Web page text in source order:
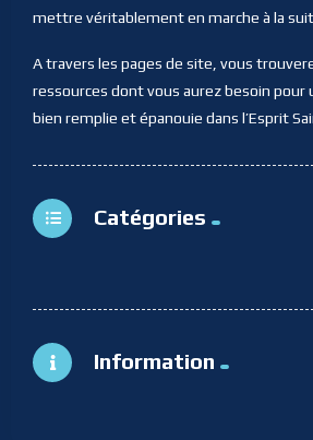
mettre véritablement en marche à la
A travers les pages de site, vous
ressources dont vous aurez besoin pour
bien remplie et épanouie dans l’Esprit
Catégories
Information